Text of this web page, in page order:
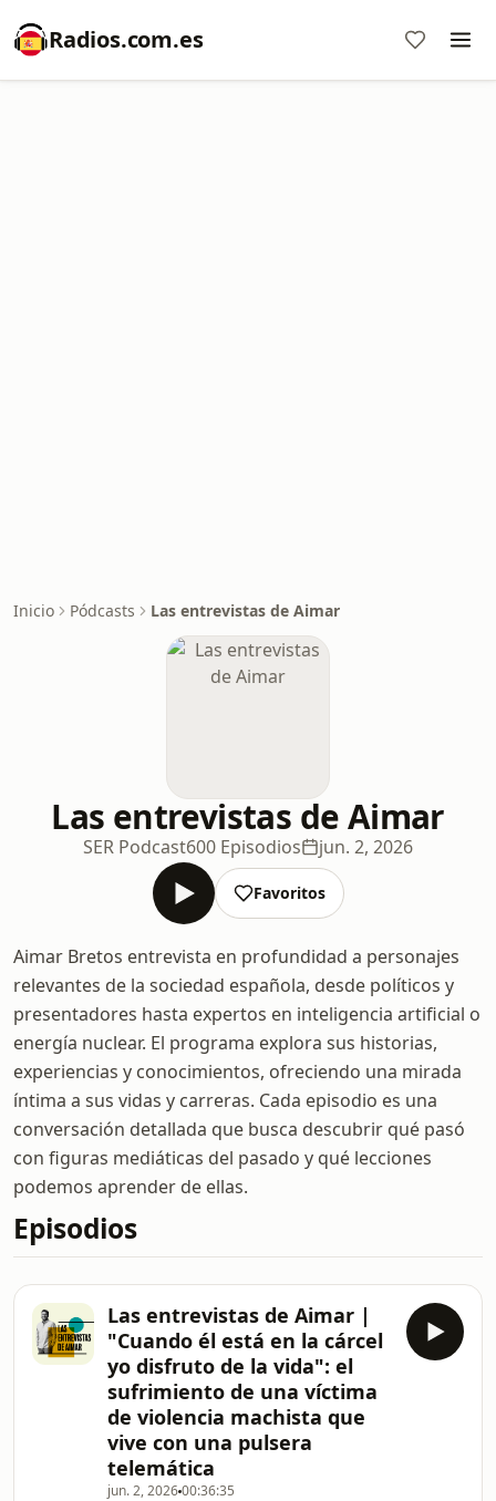
Radios.com.es
Inicio Pódcasts Las entrevistas de Aimar
Las entrevistas de Aimar
SER Podcast600 Episodios jun. 2, 2026
Favoritos
Aimar Bretos entrevista en profundidad a personajes
relevantes de la sociedad española, desde políticos y
presentadores hasta expertos en inteligencia artificial o
energía nuclear. El programa explora sus historias,
experiencias y conocimientos, ofreciendo una mirada
íntima a sus vidas y carreras. Cada episodio es una
conversación detallada que busca descubrir qué pasó
con figuras mediáticas del pasado y qué lecciones
podemos aprender de ellas.
Episodios
Las entrevistas de Aimar |
"Cuando él está en la cárcel
yo disfruto de la vida": el
sufrimiento de una víctima
de violencia machista que
vive con una pulsera
telemática
jun. 2, 202600:36:35